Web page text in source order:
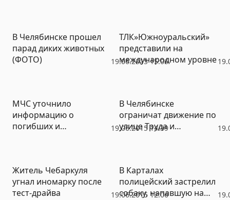
физлиц (ВИДЕО)
19.06.2015 15:06
В Челябинске прошел
парад диких животных
(ФОТО)
ТЛК»Южноуральский»
представили на
международном уровне
19.06.2015 14:39
МЧС уточнило
информацию о
погибших и
В Челябинске
ограничат движение по
улице Труда и
19.06.2015 12:06
Житель Чебаркуля
угнал иномарку после
тест-драйва
В Карталах
полицейский застрелил
собаку, напавшую на